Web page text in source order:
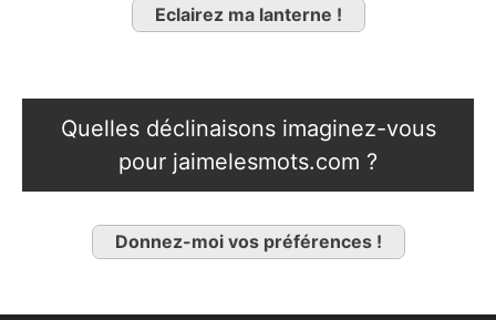
Eclairez ma lanterne !
Quelles déclinaisons imaginez-vous
pour jaimelesmots.com ?
Donnez-moi vos préférences !